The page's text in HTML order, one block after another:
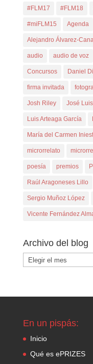
#FLM17 #FLM18
#miFLM15 Agenda
Alejandro Álvarez-
audio audio de voz
Concursos Daniel
firma invitada
Josh Riley José
Luis Arteaga García
María del Carmen
microrrelato
poesía premios
Raúl Aragoneses Lillo
Sergio Muñoz López
Vicente Fernández
Archivo del blog
Archivo
del
En un pispás:
Inicio
Qué es ePRIZES